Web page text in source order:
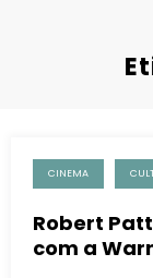
CINEMA
Robert
com a